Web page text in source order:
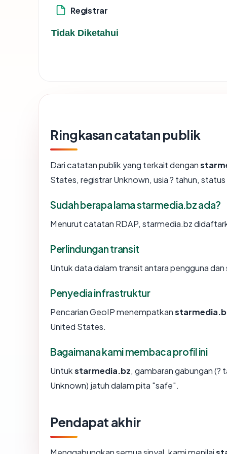
Registrar
Tidak Diketahui
Ringkasan catatan publik
Dari catatan publik yang terkait dengan
States, registrar Unknown, usia ? tahun,
Sudah berapa lama starmedia.bz ada?
Menurut catatan RDAP, starmedia.bz
Perlindungan transit
Untuk data dalam transit antara pengguna
Penyedia infrastruktur
Pencarian GeoIP menempatkan
United States.
Bagaimana kami membaca profil ini
Untukstarmedia.bz, gambaran gabungan
Unknown) jatuh dalam pita "safe".
Pendapat akhir